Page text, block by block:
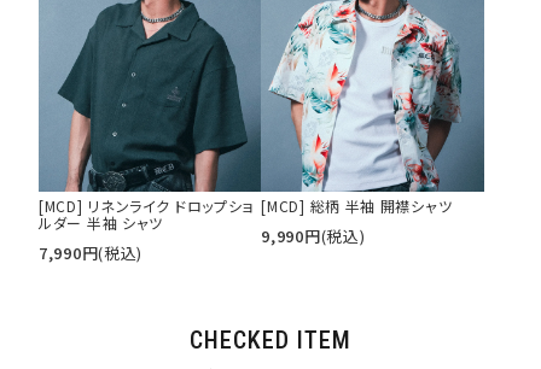
[MCD] リネンライク ドロップショ
ルダー 半袖 シャツ
7,990円(税込)
[MCD] 総柄 半袖 開襟シャツ
9,990円(税込)
CHECKED ITEM